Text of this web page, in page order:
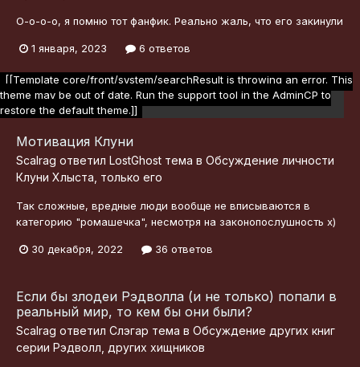
О-о-о-о, я помню тот фанфик. Реально жаль, что его закинули
1 января, 2023 6 ответов
[[Template core/front/system/searchResult is throwing an error. This
theme may be out of date. Run the support tool in the AdminCP to
restore the default theme.]]
Мотивация Клуни
Scalrag ответил LostGhost тема в Обсуждение личности
Клуни Хлыста, только его
Так сложные, вредные люди вообще не вписываются в
категорию "ромашечка", несмотря на законопослушность х)
30 декабря, 2022 36 ответов
Если бы злодеи Рэдволла (и не только) попали в
реальный мир, то кем бы они были?
Scalrag ответил Слэгар тема в Обсуждение других книг
серии Рэдволл, других хищников